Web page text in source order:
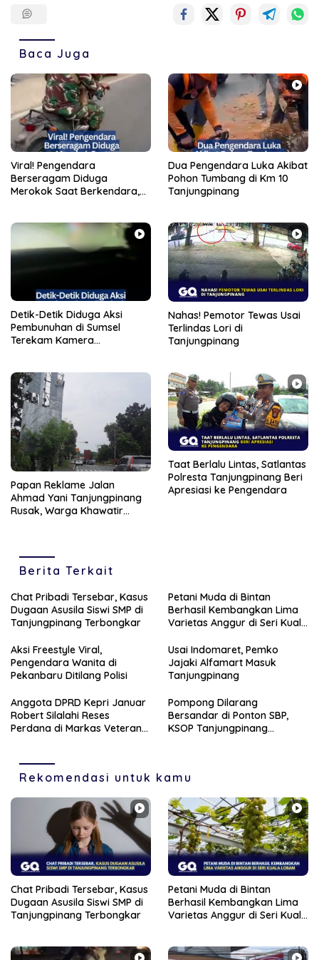
Baca Juga
Viral! Pengendara
Berseragam Diduga
Merokok Saat Berkendara,
Dua Pengendara Luka Akibat
Pohon Tumbang di Km 10
Tanjungpinang
Detik-Detik Diduga Aksi
Pembunuhan di Sumsel
Terekam Kamera
Nahas! Pemotor Tewas Usai
Terlindas Lori di
Tanjungpinang
Papan Reklame Jalan
Ahmad Yani Tanjungpinang
Rusak, Warga Khawatir
Taat Berlalu Lintas, Satlantas
Polresta Tanjungpinang Beri
Apresiasi ke Pengendara
Berita Terkait
Chat Pribadi Tersebar, Kasus
Dugaan Asusila Siswi SMP di
Tanjungpinang Terbongkar
Petani Muda di Bintan
Berhasil Kembangkan Lima
Varietas Anggur di Seri Kuala
Aksi Freestyle Viral,
Pengendara Wanita di
Pekanbaru Ditilang Polisi
Usai Indomaret, Pemko
Jajaki Alfamart Masuk
Tanjungpinang
Anggota DPRD Kepri Januar
Robert Silalahi Reses
Perdana di Markas Veteran
Pompong Dilarang
Bersandar di Ponton SBP,
KSOP Tanjungpinang
Rekomendasi untuk kamu
Chat Pribadi Tersebar, Kasus
Dugaan Asusila Siswi SMP di
Tanjungpinang Terbongkar
Petani Muda di Bintan
Berhasil Kembangkan Lima
Varietas Anggur di Seri Kuala